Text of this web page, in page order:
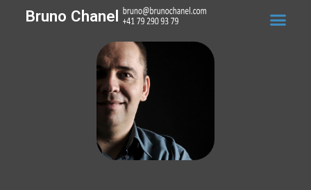
Bruno Chanel